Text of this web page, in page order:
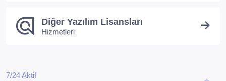
Diğer Yazılım Lisansları
Hizmetleri
7/24 Aktif